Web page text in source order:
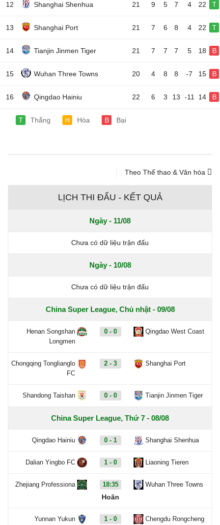
12 Shanghai Shenhua 21 9 5 7 4 22 T
13 Shanghai Port 21 7 6 8 4 22 T
14 Tianjin Jinmen Tiger 21 7 7 7 5 18 B
15 Wuhan Three Towns 20 4 8 8 -7 15 B
16 Qingdao Hainiu 22 6 3 13 -11 14 B
T Thắng H Hòa B Bại
Theo Thể thao & Văn hóa
LỊCH THI ĐẤU - KẾT QUẢ
Ngày - 11/08
Chưa có dữ liệu trận đấu
Ngày - 10/08
Chưa có dữ liệu trận đấu
China Super League, Chủ nhật - 09/08
Henan Songshan
Longmen
0 - 0 Qingdao West Coast
Chongqing Tonglianglo
FC
2 - 3 Shanghai Port
Shandong Taishan 0 - 0 Tianjin Jinmen Tiger
China Super League, Thứ 7 - 08/08
Qingdao Hainiu 0 - 1 Shanghai Shenhua
Dalian Yingbo FC 1 - 0 Liaoning Tieren
Zhejiang Professiona 18:35
Hoãn
Wuhan Three Towns
Yunnan Yukun 1 - 0 Chengdu Rongcheng